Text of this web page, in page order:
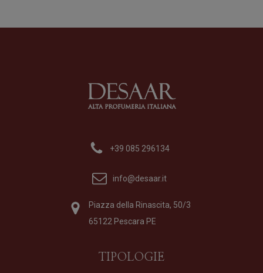
+39 085 296134
info@desaar.it
Piazza della Rinascita, 50/3
65122 Pescara PE
TIPOLOGIE